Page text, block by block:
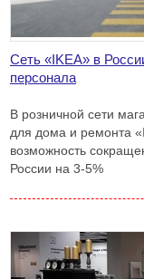
Сеть «IKEA» в
персонала
В розничной сети
для дома и ремонта
возможность
России на 3-5%